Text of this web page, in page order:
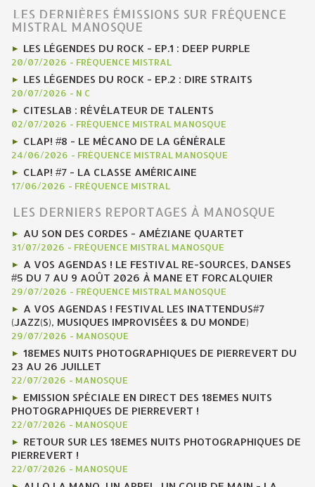
LES DERNIÈRES ÉMISSIONS SUR FRÉQUENCE
MISTRAL MANOSQUE
LES LÉGENDES DU ROCK - EP.1 : DEEP PURPLE
20/07/2026 - FRÉQUENCE MISTRAL
LES LÉGENDES DU ROCK - EP.2 : DIRE STRAITS
20/07/2026 - N C
CITESLAB : RÉVÉLATEUR DE TALENTS
02/07/2026 - FRÉQUENCE MISTRAL MANOSQUE
CLAP! #8 - LE MÉCANO DE LA GÉNÉRALE
24/06/2026 - FRÉQUENCE MISTRAL MANOSQUE
CLAP! #7 - LA CLASSE AMÉRICAINE
17/06/2026 - FRÉQUENCE MISTRAL
LES DERNIERS REPORTAGES À MANOSQUE
AU SON DES CORDES - AMÉZIANE QUARTET
31/07/2026 - FRÉQUENCE MISTRAL MANOSQUE
A VOS AGENDAS ! LE FESTIVAL RE-SOURCES, DANSES
#5 DU 7 AU 9 AOÛT 2026 À MANE ET FORCALQUIER
29/07/2026 - FRÉQUENCE MISTRAL MANOSQUE
A VOS AGENDAS ! FESTIVAL LES INATTENDUS#7
(JAZZ(S), MUSIQUES IMPROVISÉES & DU MONDE)
29/07/2026 - MANOSQUE
18EMES NUITS PHOTOGRAPHIQUES DE PIERREVERT DU
23 AU 26 JUILLET
22/07/2026 - MANOSQUE
EMISSION SPÉCIALE EN DIRECT DES 18EMES NUITS
PHOTOGRAPHIQUES DE PIERREVERT !
22/07/2026 - MANOSQUE
RETOUR SUR LES 18EMES NUITS PHOTOGRAPHIQUES DE
PIERREVERT !
22/07/2026 - MANOSQUE